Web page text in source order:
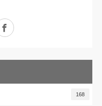
Facebook
168